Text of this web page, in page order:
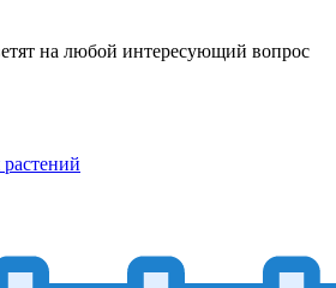
на любой интересующий вопрос